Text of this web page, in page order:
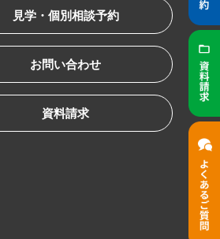
見学・個別相談予約
お問い合わせ
資料請求